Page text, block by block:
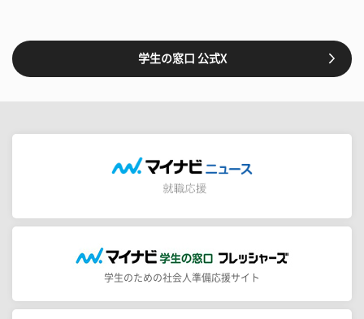
学生の窓口 公式X
学生のための社会人準備応援サイト